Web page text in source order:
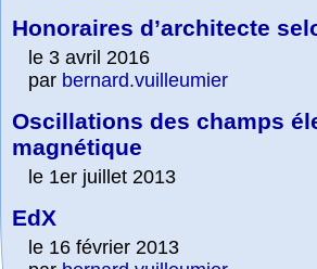
Honoraires d’architecte
le 3 avril 2016
par bernard.vuilleumier
Oscillations des champs
magnétique
le 1er juillet 2013
EdX
le 16 février 2013